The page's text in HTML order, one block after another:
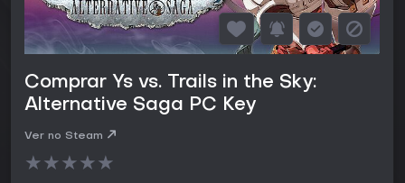
Comprar Ys vs. Trails in the Sky:
Alternative Saga PC Key
Ver no Steam
★★★★★